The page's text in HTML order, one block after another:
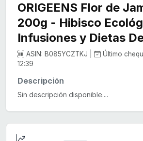
ORIGEENS Flor de
200g - Hibisco
Infusiones y Dietas
ASIN: B085YCZTKJ |
Último
12:39
Descripción
Sin descripción disponible....